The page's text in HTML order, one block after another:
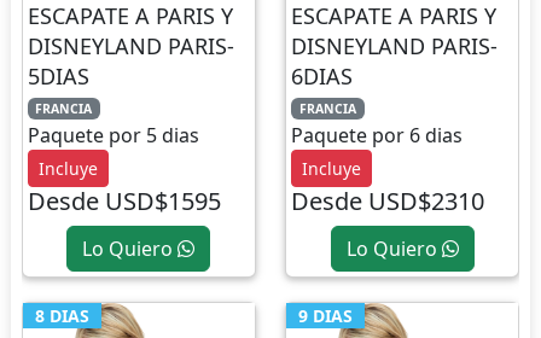
ESCAPATE A PARIS Y
DISNEYLAND PARIS-
5DIAS
FRANCIA
Paquete por 5 dias
Incluye
Desde USD$1595
Lo Quiero
ESCAPATE A PARIS Y
DISNEYLAND PARIS-
6DIAS
FRANCIA
Paquete por 6 dias
Incluye
Desde USD$2310
Lo Quiero
8 DIAS 9 DIAS